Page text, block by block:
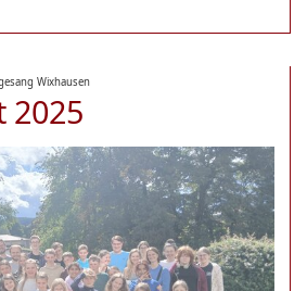
Wixhausen
2025